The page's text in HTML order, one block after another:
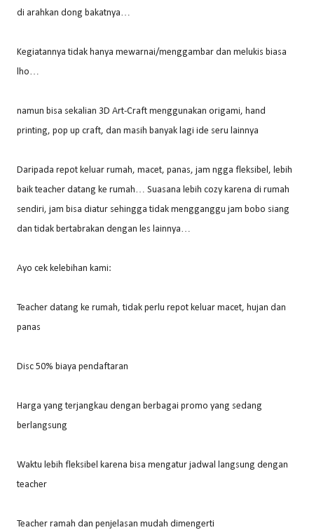
di arahkan dong bakatnya…
Kegiatannya tidak hanya mewarnai/menggambar dan melukis biasa
lho…
namun bisa sekalian 3D Art-Craft menggunakan origami, hand
printing, pop up craft, dan masih banyak lagi ide seru lainnya
Daripada repot keluar rumah, macet, panas, jam ngga fleksibel, lebih
baik teacher datang ke rumah… Suasana lebih cozy karena di rumah
sendiri, jam bisa diatur sehingga tidak mengganggu jam bobo siang
dan tidak bertabrakan dengan les lainnya…
Ayo cek kelebihan kami:
Teacher datang ke rumah, tidak perlu repot keluar macet, hujan dan
panas
Disc 50% biaya pendaftaran
Harga yang terjangkau dengan berbagai promo yang sedang
berlangsung
Waktu lebih fleksibel karena bisa mengatur jadwal langsung dengan
teacher
Teacher ramah dan penjelasan mudah dimengerti